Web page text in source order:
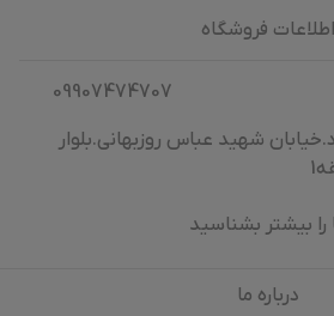
اطلاعات فروشگاه
09907474707
شهید عباس روزبهانی.بلوار
را بیشتر بشناسید
درباره‌ ما